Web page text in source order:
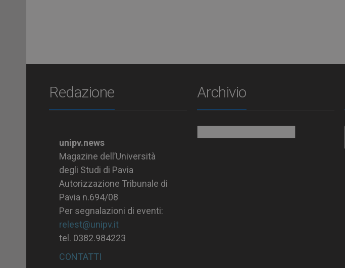
Redazione
unipv.news
Magazine dell’Università
degli Studi di Pavia
Autorizzazione Tribunale di
Pavia n.694/08
Per segnalazioni di eventi:
relest@unipv.it
tel. 0382.984223
CONTATTI
Archivio